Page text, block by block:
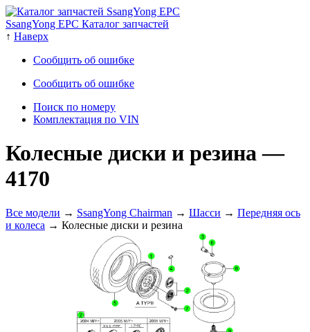
SsangYong EPC Каталог запчастей
↑ Наверх
Сообщить об ошибке
Сообщить об ошибке
Поиск по номеру
Комплектация по VIN
Колесные диски и резина—
4170
Все модели → SsangYong Chairman → Шасси → Передняя ось
и колеса → Колесные диски и резина